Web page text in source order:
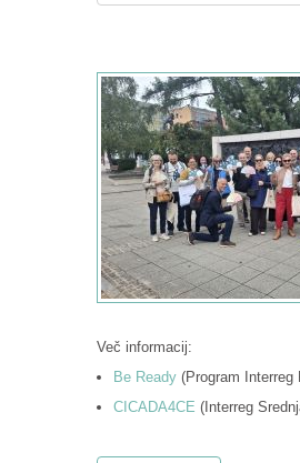
Več informacij:
Be Ready (Program Interreg
CICADA4CE (Interreg